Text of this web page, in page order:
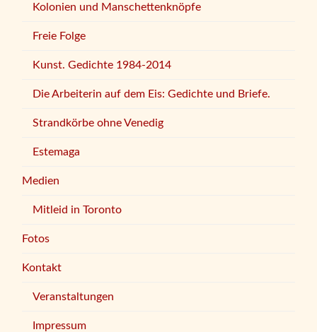
Kolonien und Manschettenknöpfe
Freie Folge
Kunst. Gedichte 1984-2014
Die Arbeiterin auf dem Eis: Gedichte und Briefe.
Strandkörbe ohne Venedig
Estemaga
Medien
Mitleid in Toronto
Fotos
Kontakt
Veranstaltungen
Impressum